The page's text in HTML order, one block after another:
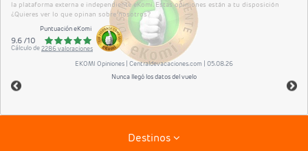
la plataforma externa e independiente eKomi. Estas opiniones están a tu disposición
¿Quieres ver lo que opinan sobre nosotros?
Puntuación eKomi
9.6 /10
Cálculo de2286valoraciones
EKOMI Opiniones | Centraldevacaciones.com | 05.08.26
Nunca llegó los datos del vuelo
Destinos